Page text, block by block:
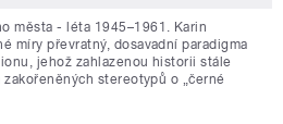
města - léta 1945–1961. Karin
míry převratný, dosavadní paradigma
jehož zahlazenou historii stále
stereotypů o „černé